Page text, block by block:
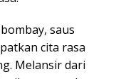
saus
cita rasa
Melansir dari